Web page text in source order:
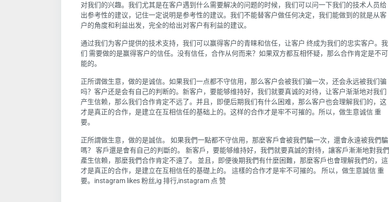
对我们的兴趣。我们尤其是在客户遇到什么需要解决的问题的时候，我们可以问一下我们的技术人员给
出参考性的建议，记住一定说明是参考性的建议。我们不能替客户做任何决定，我们能做到的就是从客
户的角度和利益出发，完全的给出对客户有利益的建议。
通过我们为客户提供的技术支持，我们可以赢得客户的青睐和信任，让客户 终成为我们的忠实客户。我
们 需要做的是赢得客户的信任。没有信任，合作从何而来？如果双方都互相怀疑，那么合作肯定是不可
能的。
正所谓做生意，做的是诚信。如果我们一点都不守信用，那么客户会被我们骗一次，还会永远被我们骗
吗？客户还是会有自己的判断的。新客户，要能够维持好，我们就要真诚的对待，让客户渐渐地对我们
产生信赖，那么我们合作肯定不远了。并且，即便后期我们有什么困难，那么客户也会理解我们的，这
才是真正的合作，是建立在互相信任的基础上的。这样的合作才是牢不可摧的。所以，做生意诚信 重
要。
正所謂做生意，做的是誠信。 如果我們一點都不守信用，那麼客戶會被我們騙一次，還會永遠被我們騙
嗎？ 客戶還是會有自己的判斷的。 新客戶，要能够維持好，我們就要真誠的對待，讓客戶漸漸地對我們
產生信賴，那麼我們合作肯定不遠了。 並且，即便後期我們有什麼困難，那麼客戶也會理解我們的，這
才是真正的合作，是建立在互相信任的基礎上的。 這樣的合作才是牢不可摧的。 所以，做生意誠信 重
要。instagram likes 粉丝,ig 排行,instagram 点 赞